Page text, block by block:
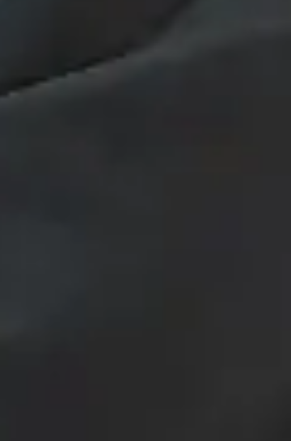
Löcher statt getauschter Ziegel,
Aber der Nachfolger drückt schon den